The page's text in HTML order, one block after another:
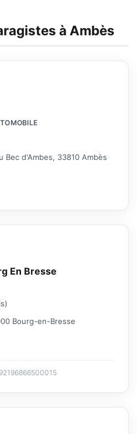
à Ambès
Bec d'Ambes, 33810 Ambès
En Bresse
Bourg-en-Bresse